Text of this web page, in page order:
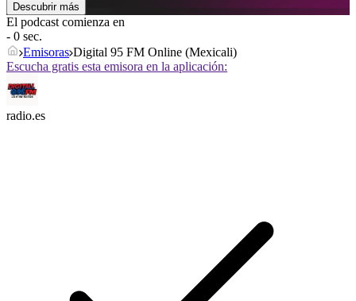
Descubrir más
El podcast comienza en
- 0 sec.
Emisoras Digital 95 FM Online (Mexicali)
Escucha gratis esta emisora en la aplicación:
radio.es